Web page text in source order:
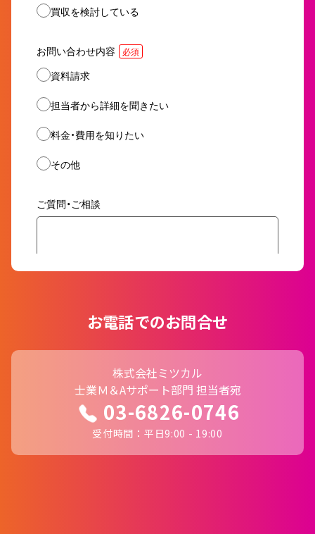
お電話でのお問合せ
株式会社ミツカル
士業Ｍ＆Aサポート部門 担当者宛
03-6826-0746
受付時間：平日9:00 - 19:00